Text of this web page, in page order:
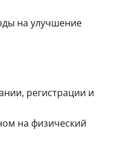
на улучшение
регистрации и
на физический